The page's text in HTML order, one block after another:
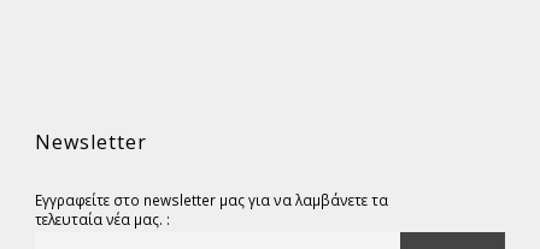
Newsletter
Εγγραφείτε στο newsletter μας για να λαμβάνετε τα
τελευταία νέα μας. :